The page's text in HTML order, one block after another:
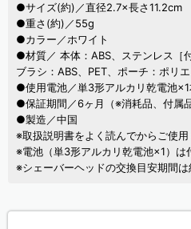
●サイズ(約)／直径2.7×長さ11.2cm
●重さ(約)／55g
●カラー／ホワイト
●材質／ 本体：ABS、ステンレス［
ブラシ：ABS、PET、ポーチ：ポリ
●使用電池／単3形アルカリ乾電池
●保証期間／6ヶ月（※消耗品、付属
●製造／中国
※取扱説明書をよく読んでからご使用
※電池（単3形アルカリ乾電池×1）は
※シェーバーヘッドの交換目安期間は